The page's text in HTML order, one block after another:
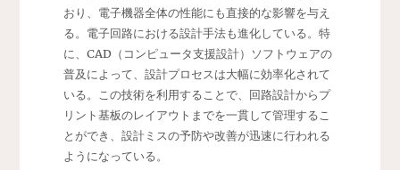
おり、電子機器全体の性能にも直接的な影響を与え
る。電子回路における設計手法も進化している。特
に、CAD（コンピュータ支援設計）ソフトウェアの
普及によって、設計プロセスは大幅に効率化されて
いる。この技術を利用することで、回路設計からプ
リント基板のレイアウトまでを一貫して管理するこ
とができ、設計ミスの予防や改善が迅速に行われる
ようになっている。